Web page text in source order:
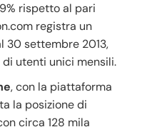
rispetto al pari
registra un
30 settembre 2013,
utenti unici mensili.
, con la piattaforma
la posizione di
circa 128 mila